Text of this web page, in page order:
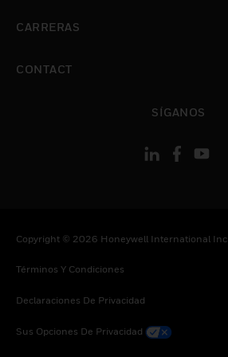
CARRERAS
CONTACT
SÍGANOS
Copyright © 2026 Honeywell International Inc
Términos Y Condiciones
Declaraciones De Privacidad
Sus Opciones De Privacidad